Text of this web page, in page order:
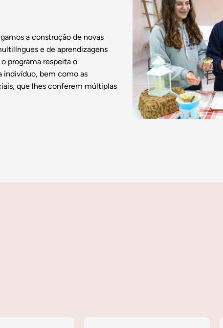
a construção de novas
e de aprendizagens
programa respeita o
indivíduo, bem como as
que lhes conferem múltiplas